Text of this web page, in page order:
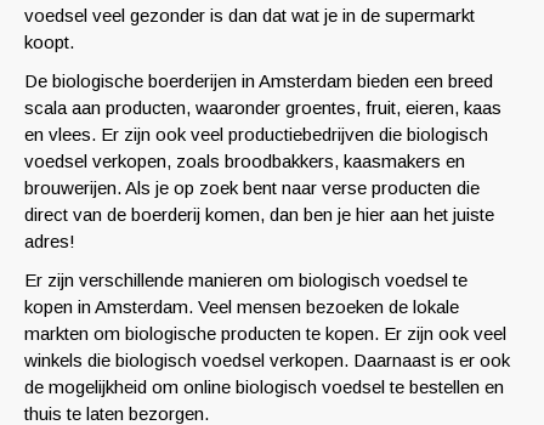
voedsel veel gezonder is dan dat wat je in de supermarkt
koopt.
De biologische boerderijen in Amsterdam bieden een breed
scala aan producten, waaronder groentes, fruit, eieren, kaas
en vlees. Er zijn ook veel productiebedrijven die biologisch
voedsel verkopen, zoals broodbakkers, kaasmakers en
brouwerijen. Als je op zoek bent naar verse producten die
direct van de boerderij komen, dan ben je hier aan het juiste
adres!
Er zijn verschillende manieren om biologisch voedsel te
kopen in Amsterdam. Veel mensen bezoeken de lokale
markten om biologische producten te kopen. Er zijn ook veel
winkels die biologisch voedsel verkopen. Daarnaast is er ook
de mogelijkheid om online biologisch voedsel te bestellen en
thuis te laten bezorgen.